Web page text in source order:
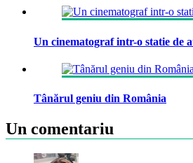
Un cinematograf intr-o statie de
Tânărul geniu din România
Un comentariu